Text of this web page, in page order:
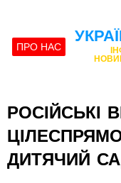
ПРО НАС
РОСІЙСЬКІ
ДИТЯЧИЙ